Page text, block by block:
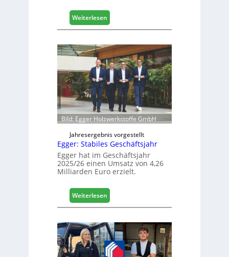
i
i
e
r
t
s
c
h
Weiterlesen:
H
f
e
l
e
e
r
ö
f
f
n
e
t
L
o
s
i
k
b
e
Bild: Egger Holzwerkstoffe GmbH
Jahresergebnis vorgestellt
Egger: Stabiles Geschäftsjahr
Egger hat im Geschäftsjahr
2025/26 einen Umsatz von 4,26
Milliarden Euro erzielt.
Weiterlesen:
E
g
e
r